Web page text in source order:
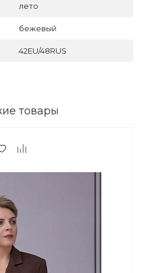
лето
бежевый
42EU/48RUS
товары